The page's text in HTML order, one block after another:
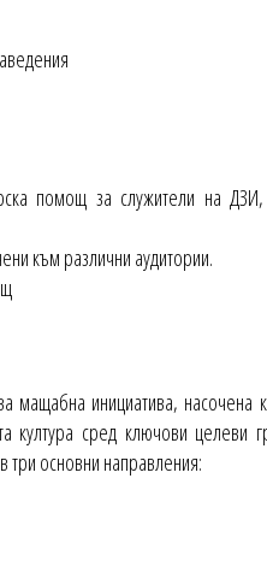
помощ за служители на
към различни аудитории.
мащабна инициатива, насочена
култура сред ключови целеви
три основни направления: